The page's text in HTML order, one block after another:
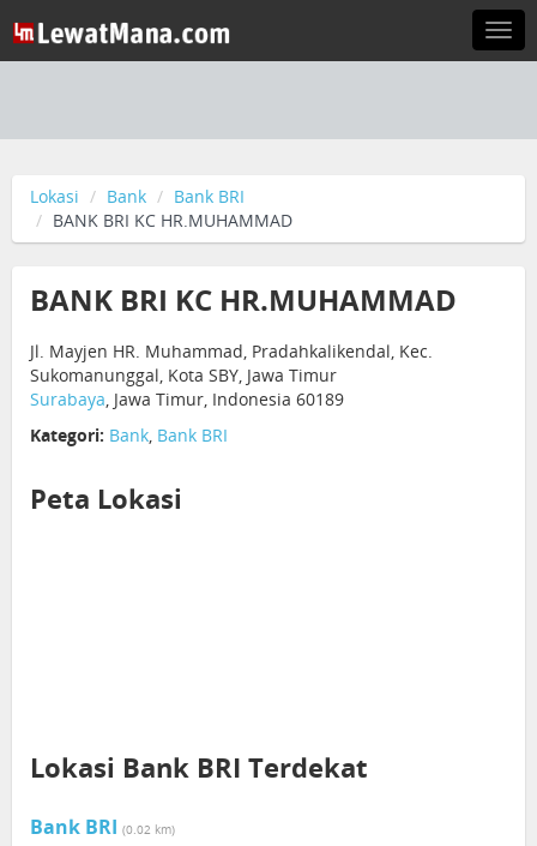
Lokasi Bank
Bank BRI
BANK BRI KC HR.MUHAMMAD
BANK BRI KC HR.MUHAMMAD
Jl. Mayjen HR. Muhammad, Pradahkalikendal, Kec.
Sukomanunggal, Kota SBY, Jawa Timur
Surabaya, Jawa Timur, Indonesia 60189
Kategori: Bank, Bank BRI
Peta Lokasi
Lokasi Bank BRI Terdekat
Bank BRI (0.02 km)